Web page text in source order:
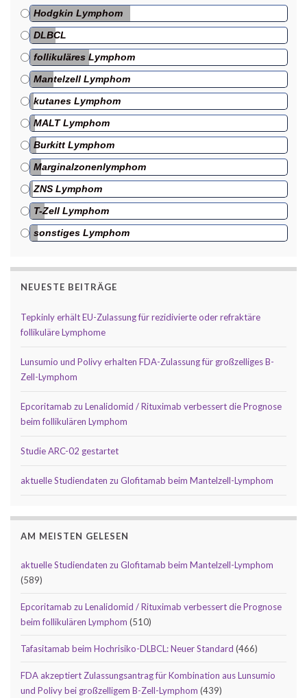
Hodgkin Lymphom
DLBCL
follikuläres Lymphom
Mantelzell Lymphom
kutanes Lymphom
MALT Lymphom
Burkitt Lymphom
Marginalzonenlymphom
ZNS Lymphom
T-Zell Lymphom
sonstiges Lymphom
NEUESTE BEITRÄGE
Tepkinly erhält EU-Zulassung für rezidivierte oder refraktäre
follikuläre Lymphome
Lunsumio und Polivy erhalten FDA-Zulassung für großzelliges B-
Zell-Lymphom
Epcoritamab zu Lenalidomid / Rituximab verbessert die Prognose
beim follikulären Lymphom
Studie ARC-02 gestartet
aktuelle Studiendaten zu Glofitamab beim Mantelzell-Lymphom
AM MEISTEN GELESEN
aktuelle Studiendaten zu Glofitamab beim Mantelzell-Lymphom
(589)
Epcoritamab zu Lenalidomid / Rituximab verbessert die Prognose
beim follikulären Lymphom (510)
Tafasitamab beim Hochrisiko-DLBCL: Neuer Standard (466)
FDA akzeptiert Zulassungsantrag für Kombination aus Lunsumio
und Polivy bei großzelligem B-Zell-Lymphom (439)